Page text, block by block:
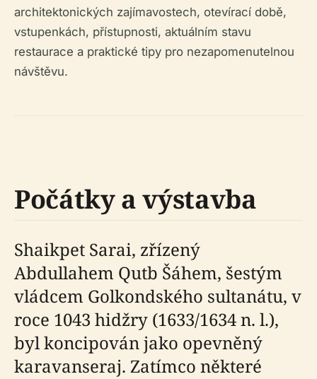
architektonických zajímavostech, otevírací době,
vstupenkách, přístupnosti, aktuálním stavu
restaurace a praktické tipy pro nezapomenutelnou
návštěvu.
Počátky a výstavba
Shaikpet Sarai, zřízený
Abdullahem Qutb Šáhem, šestým
vládcem Golkondského sultanátu, v
roce 1043 hidžry (1633/1634 n. l.),
byl koncipován jako opevněný
karavanseraj. Zatímco některé